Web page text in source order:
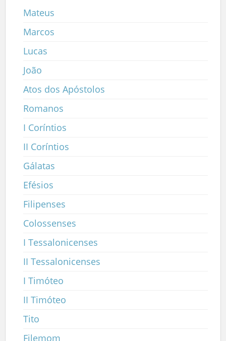
Mateus
Marcos
Lucas
João
Atos dos Apóstolos
Romanos
I Coríntios
II Coríntios
Gálatas
Efésios
Filipenses
Colossenses
I Tessalonicenses
II Tessalonicenses
I Timóteo
II Timóteo
Tito
Filemom